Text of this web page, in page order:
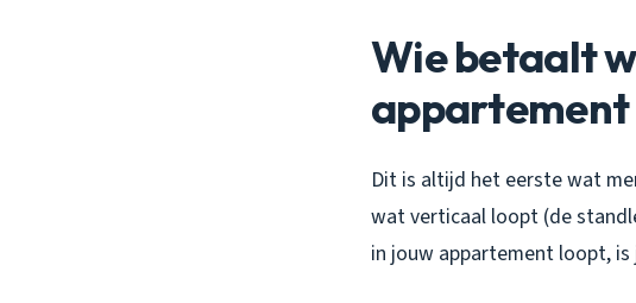
Wie betaalt
appartement
Dit is altijd het eerste wat
wat verticaal loopt (de
in jouw appartement loopt,